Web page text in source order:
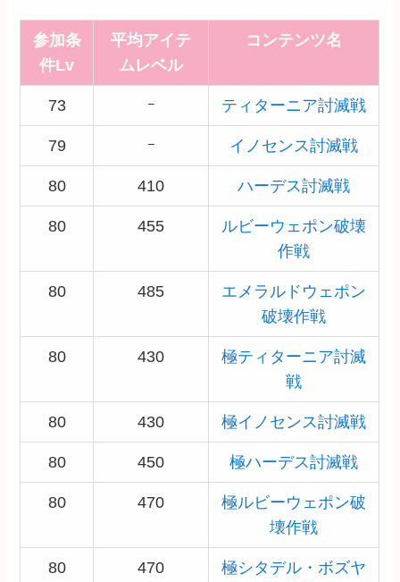
参加条
件Lv
平均アイテ
ムレベル
コンテンツ名
73 ｰ ティターニア討滅戦
79 ｰ イノセンス討滅戦
80 410 ハーデス討滅戦
80 455
ルビーウェポン破壊
作戦
80 485
エメラルドウェポン
破壊作戦
80 430
極ティターニア討滅
戦
80 430 極イノセンス討滅戦
80 450 極ハーデス討滅戦
80 470
極ルビーウェポン破
壊作戦
80 470
極シタデル・ボズヤ